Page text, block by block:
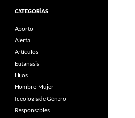
CATEGORÍAS
Aborto
Alerta
Artículos
Eutanasia
Hijos
Hombre-Mujer
Ideología de Género
Responsables